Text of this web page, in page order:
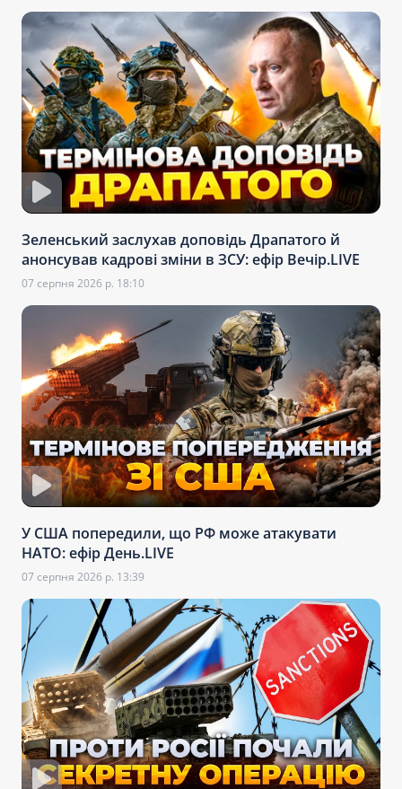
Зеленський заслухав доповідь Драпатого й
анонсував кадрові зміни в ЗСУ: ефір Вечір.LIVE
07 серпня 2026 р. 18:10
У США попередили, що РФ може атакувати
НАТО: ефір День.LIVE
07 серпня 2026 р. 13:39